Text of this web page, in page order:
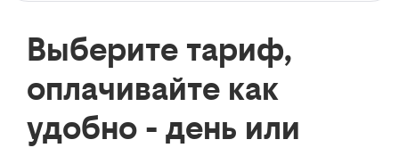
Выберите тариф,
оплачивайте как
удобно - день или